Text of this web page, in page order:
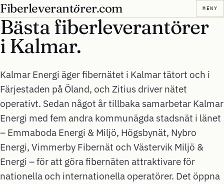
Fiberleverantörer.com MENY
Bästa fiberleverantörer
i Kalmar.
Kalmar Energi äger fibernätet i Kalmar tätort och i
Färjestaden på Öland, och Zitius driver nätet
operativt. Sedan något år tillbaka samarbetar Kalmar
Energi med fem andra kommunägda stadsnät i länet
– Emmaboda Energi & Miljö, Högsbynät, Nybro
Energi, Vimmerby Fibernät och Västervik Miljö &
Energi – för att göra fibernäten attraktivare för
nationella och internationella operatörer. Det öppna